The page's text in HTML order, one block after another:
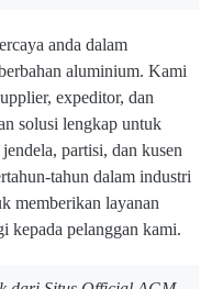
anda dalam
aluminium. Kami
expeditor, dan
solusi lengkap untuk
partisi, dan kusen
tahun dalam industri
memberikan layanan
kepada pelanggan kami.